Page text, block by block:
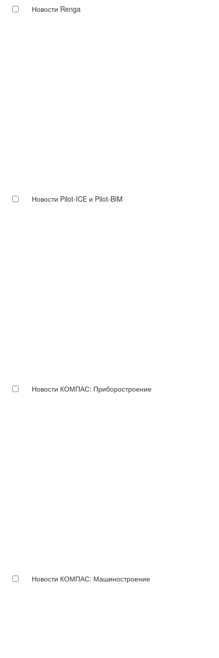
Новости Renga
Новости Pilot-ICE и Pilot-BIM
Новости КОМПАС: Приборостроение
Новости КОМПАС: Машиностроение